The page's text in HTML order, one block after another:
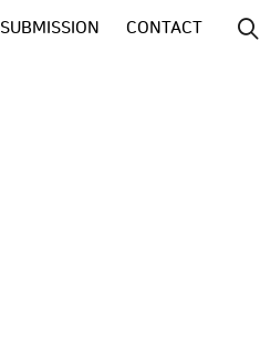
SUBMISSION CONTACT